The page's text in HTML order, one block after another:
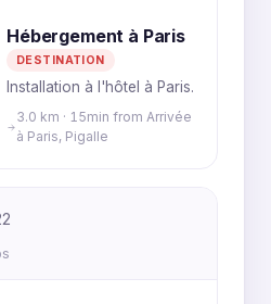
Hébergement à Paris
DESTINATION
Installation à l'hôtel à Paris.
3.0 km · 15min from Arrivée
à Paris, Pigalle